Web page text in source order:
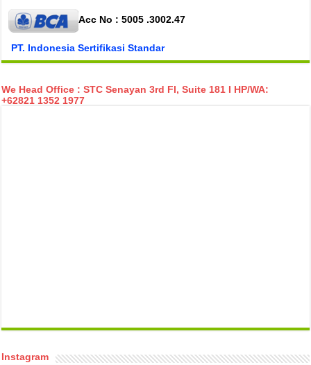
Acc No : 5005 .3002.47
PT. Indonesia Sertifikasi Standar
We Head Office : STC Senayan 3rd Fl, Suite 181 I HP/WA:
+62821 1352 1977
temp mail
Instagram